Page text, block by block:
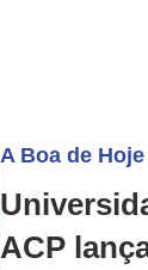
A Boa de Hoje
ACP